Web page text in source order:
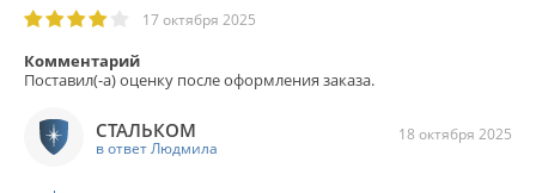
17 октября 2025
Комментарий
Поставил(-а) оценку после оформления заказа.
18 октября 2025
СТАЛЬКОМ
в ответ Людмила